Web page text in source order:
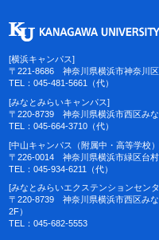
[横浜キャンパス]
〒221-8686 神奈川県横浜市神奈川区
TEL：045-481-5661（代）
[みなとみらいキャンパス]
〒220-8739 神奈川県横浜市西区み
TEL：045-664-3710（代）
[中山キャンパス（附属中・高等学校
〒226-0014 神奈川県横浜市緑区台
TEL：045-934-6211（代）
[みなとみらいエクステンションセン
〒220-8739 神奈川県横浜市西区み
2F）
TEL：045-682-5553